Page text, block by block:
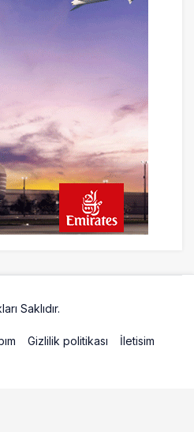
A380 seferlerini yüzde
uçağına girdi: Uyurken
iki farklı görev: F-117 ve
Saklıdır.
Gizlilik politikası İletisim